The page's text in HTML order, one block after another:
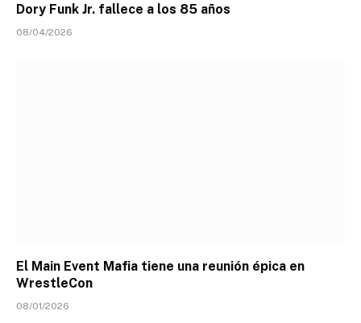
Dory Funk Jr. fallece a los 85 años
08/04/2026
El Main Event Mafia tiene una reunión épica en
WrestleCon
08/01/2026